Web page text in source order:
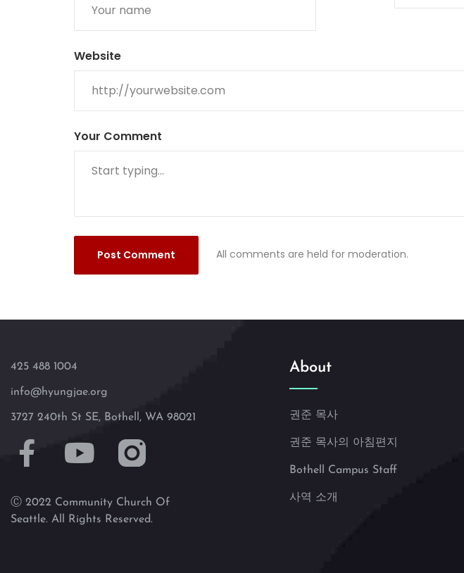
Your Comment
All comments are held for moderation.
Website
425 488 1004
info@hyungjae.org
3727 240th St SE, Bothell, WA 98021
Ⓒ 2022 Community Church Of
Seattle. All Rights Reserved.
About
권준 목사
권준 목사의 아침편지
Bothell Campus Staff
사역 소개